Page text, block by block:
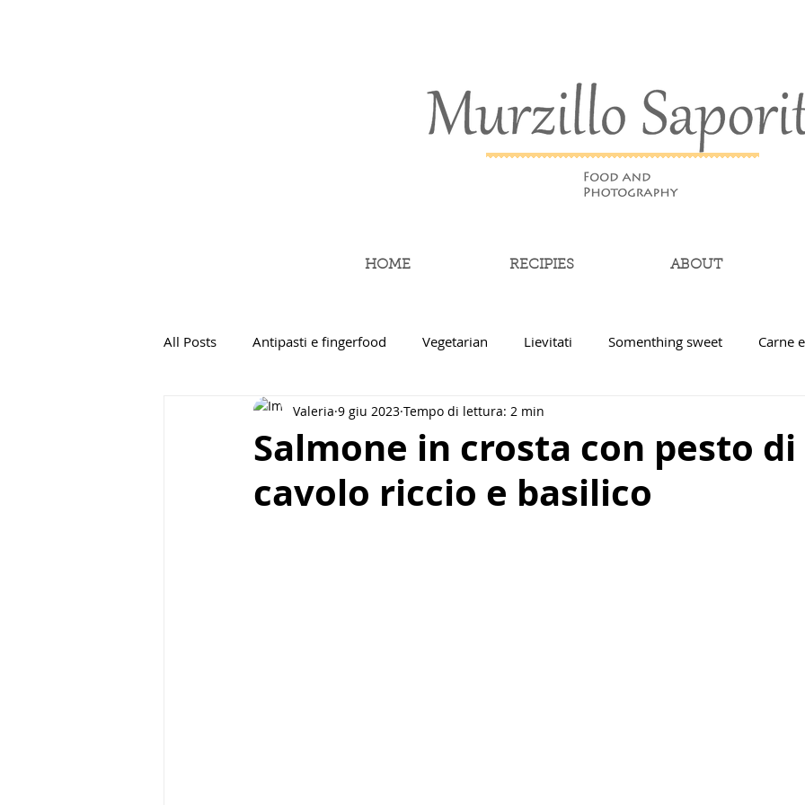
HOME RECIPIES ABOUT
All Posts Antipasti e fingerfood Vegetarian Lievitati Somenthing sweet Carne
Pasta e cereali Street food Drinks Salse e condimenti
Piatti unici Biscotti Breakfast
Salmone in crosta con pesto di
cavolo riccio e basilico
Valeria 9 giu 2023 Tempo di lettura: 2 min